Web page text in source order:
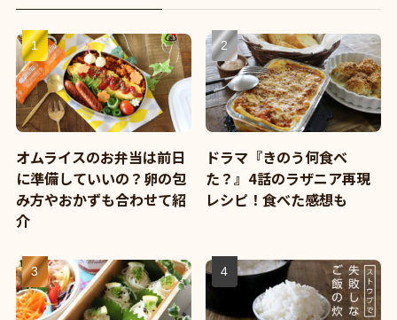
オムライスのお弁当は前日
に準備していいの？卵の包
み方やおかずも合わせて紹
介
ドラマ『きのう何食べ
た？』4話のラザニア再現
レシピ！食べた感想も